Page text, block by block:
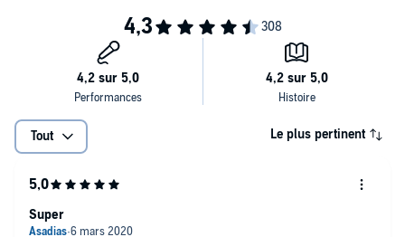
Vous allez apprendre:
les techniques de persuasion des grands de ce monde,
comment développer votre initiative et doper vos affaires,
les coups de maîtres pour obtenir le poste que vous désirez,
comment gérer et budgéter votre temps.
©2019 Aska Editions (P)2019 Aska Editions
Tout Le plus pertinent
Super